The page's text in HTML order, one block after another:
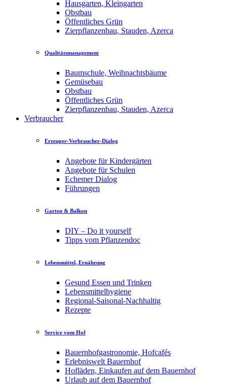
Hausgarten, Kleingarten
Obstbau
Öffentliches Grün
Zierpflanzenbau, Stauden, Azerca
Qualitätsmanagement
Baumschule, Weihnachtsbäume
Gemüsebau
Obstbau
Öffentliches Grün
Zierpflanzenbau, Stauden, Azerca
Verbraucher
Erzeuger-Verbraucher-Dialog
Angebote für Kindergärten
Angebote für Schulen
Echemer Dialog
Führungen
Garten & Balkon
DIY – Do it yourself
Tipps vom Pflanzendoc
Lebensmittel, Ernährung
Gesund Essen und Trinken
Lebensmittelhygiene
Regional-Saisonal-Nachhaltig
Rezepte
Service vom Hof
Bauernhofgastronomie, Hofcafés
Erlebniswelt Bauernhof
Hofläden, Einkaufen auf dem Bauernhof
Urlaub auf dem Bauernhof